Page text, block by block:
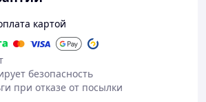
картой
безопасность
при отказе от посылки